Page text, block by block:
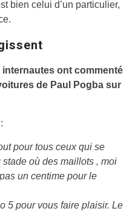
bien celui d’un particulier,
internautes ont commenté
de Paul Pogba sur
pour tous ceux qui se
où des maillots , moi
un centime pour le
5 pour vous faire plaisir. Le